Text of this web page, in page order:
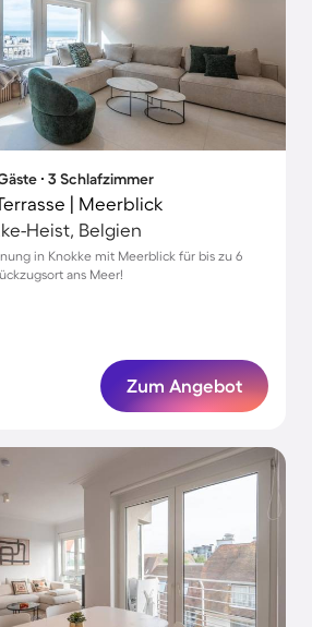
∙ 3 Schlafzimmer
| Meerblick
Heist, Belgien
in Knokke mit Meerblick für bis zu 6
ans Meer!
Zum Angebot